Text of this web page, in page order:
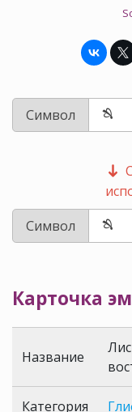
Символ
Символ
Карточка
Название
Категория